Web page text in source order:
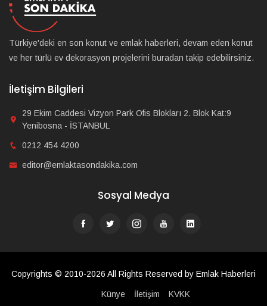
Türkiye'deki en son konut ve emlak haberleri, devam eden konut
ve her türlü ev dekorasyon projelerini buradan takip edebilirsiniz.
İletişim Bilgileri
29 Ekim Caddesi Vizyon Park Ofis Blokları 2. Blok Kat:9
Yenibosna - İSTANBUL
0212 454 4200
editor@emlaktasondakika.com
Sosyal Medya
Copyrights © 2010-2026 All Rights Reserved by Emlak Haberleri
Künye İletişim KVKK